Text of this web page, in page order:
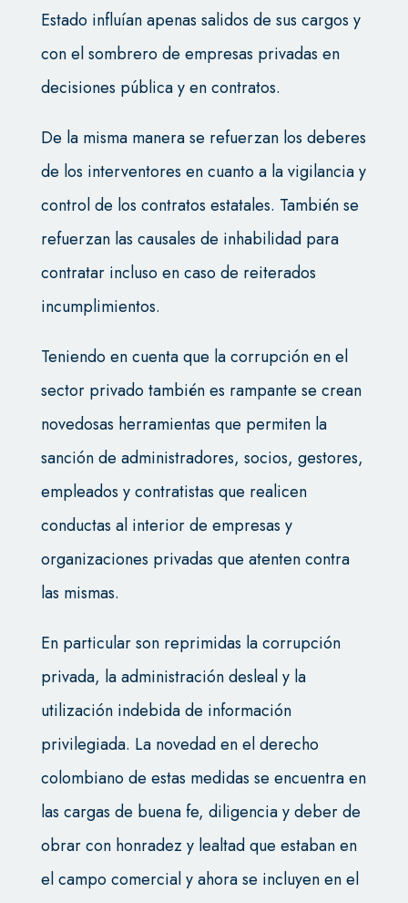
Estado influían apenas salidos de sus cargos y
con el sombrero de empresas privadas en
decisiones pública y en contratos.
De la misma manera se refuerzan los deberes
de los interventores en cuanto a la vigilancia y
control de los contratos estatales. También se
refuerzan las causales de inhabilidad para
contratar incluso en caso de reiterados
incumplimientos.
Teniendo en cuenta que la corrupción en el
sector privado también es rampante se crean
novedosas herramientas que permiten la
sanción de administradores, socios, gestores,
empleados y contratistas que realicen
conductas al interior de empresas y
organizaciones privadas que atenten contra
las mismas.
En particular son reprimidas la corrupción
privada, la administración desleal y la
utilización indebida de información
privilegiada. La novedad en el derecho
colombiano de estas medidas se encuentra en
las cargas de buena fe, diligencia y deber de
obrar con honradez y lealtad que estaban en
el campo comercial y ahora se incluyen en el